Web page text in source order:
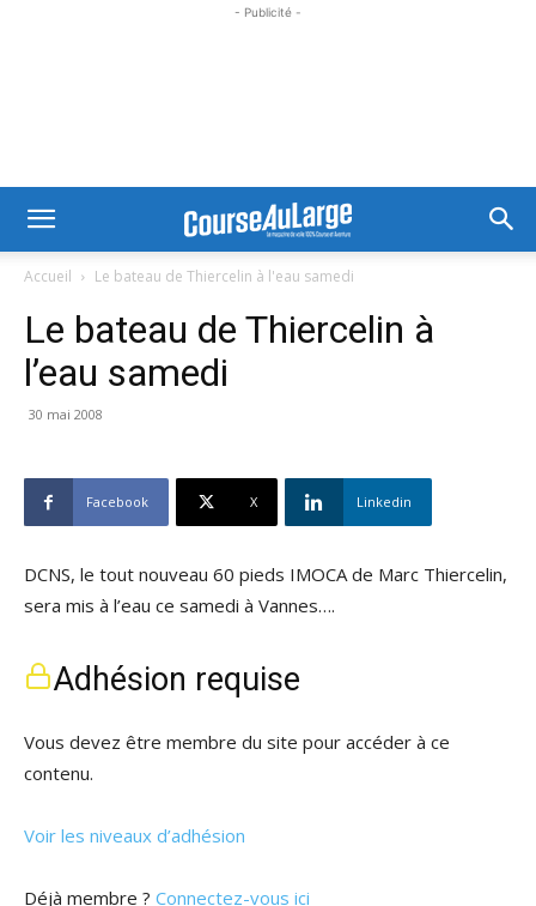
- Publicité -
Accueil Le bateau de Thiercelin à l'eau samedi
Le bateau de Thiercelin à
l’eau samedi
30 mai 2008
Facebook X Linkedin
DCNS, le tout nouveau 60 pieds IMOCA de Marc Thiercelin,
sera mis à l’eau ce samedi à Vannes….
Adhésion requise
Vous devez être membre du site pour accéder à ce
contenu.
Voir les niveaux d’adhésion
Déjà membre ? Connectez-vous ici